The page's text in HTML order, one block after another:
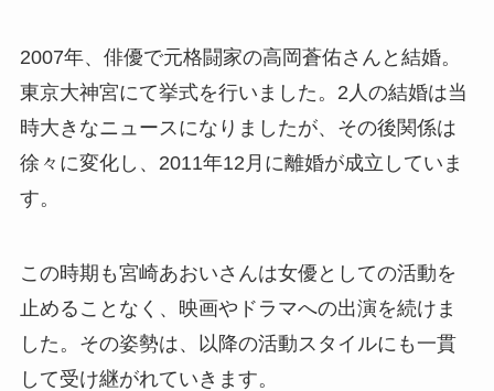
2007年、俳優で元格闘家の高岡蒼佑さんと結婚。
東京大神宮にて挙式を行いました。2人の結婚は当
時大きなニュースになりましたが、その後関係は
徐々に変化し、2011年12月に離婚が成立していま
す。
この時期も宮崎あおいさんは女優としての活動を
止めることなく、映画やドラマへの出演を続けま
した。その姿勢は、以降の活動スタイルにも一貫
して受け継がれていきます。